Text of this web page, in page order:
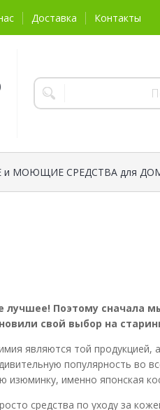
Доставка Контакты
и МОЮЩИЕ СРЕДСТВА для
Поэтому сначала
свой выбор на
являются той продукцией,
популярность во
изюминку, именно японская
средства по уходу за